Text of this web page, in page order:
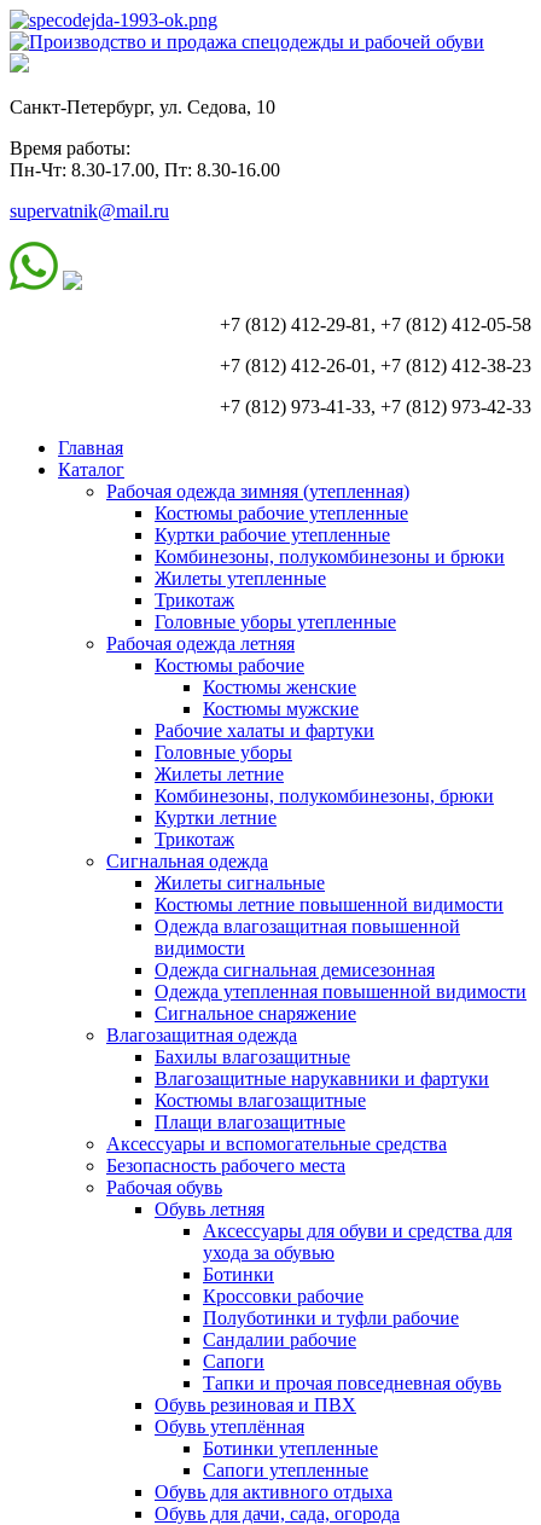
Санкт-Петербург, ул. Седова, 10
Время работы:
Пн-Чт: 8.30-17.00, Пт: 8.30-16.00
supervatnik@mail.ru
+7 (812) 412-29-81, +7 (812) 412-05-58
+7 (812) 412-26-01, +7 (812) 412-38-23
+7 (812) 973-41-33, +7 (812) 973-42-33
Главная
Каталог
Рабочая одежда зимняя (утепленная)
Костюмы рабочие утепленные
Куртки рабочие утепленные
Комбинезоны, полукомбинезоны и брюки
Жилеты утепленные
Трикотаж
Головные уборы утепленные
Рабочая одежда летняя
Костюмы рабочие
Костюмы женские
Костюмы мужские
Рабочие халаты и фартуки
Головные уборы
Жилеты летние
Комбинезоны, полукомбинезоны, брюки
Куртки летние
Трикотаж
Сигнальная одежда
Жилеты сигнальные
Костюмы летние повышенной видимости
Одежда влагозащитная повышенной
видимости
Одежда сигнальная демисезонная
Одежда утепленная повышенной видимости
Сигнальное снаряжение
Влагозащитная одежда
Бахилы влагозащитные
Влагозащитные нарукавники и фартуки
Костюмы влагозащитные
Плащи влагозащитные
Аксессуары и вспомогательные средства
Безопасность рабочего места
Рабочая обувь
Обувь летняя
Аксессуары для обуви и средства для
ухода за обувью
Ботинки
Кроссовки рабочие
Полуботинки и туфли рабочие
Сандалии рабочие
Сапоги
Тапки и прочая повседневная обувь
Обувь резиновая и ПВХ
Обувь утеплённая
Ботинки утепленные
Сапоги утепленные
Обувь для активного отдыха
Обувь для дачи, сада, огорода